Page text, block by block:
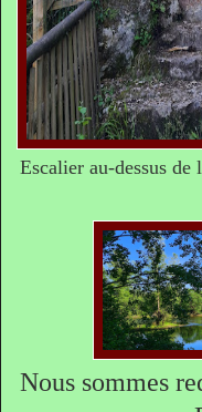
Escalier au-dessus de
Nous sommes